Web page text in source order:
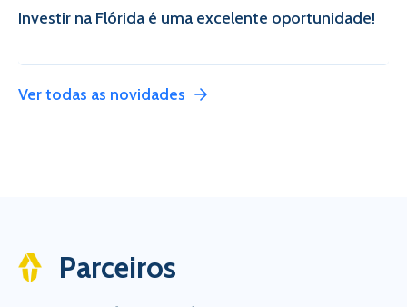
Investir na Flórida é uma excelente oportunidade!
Ver todas as novidades
Parceiros